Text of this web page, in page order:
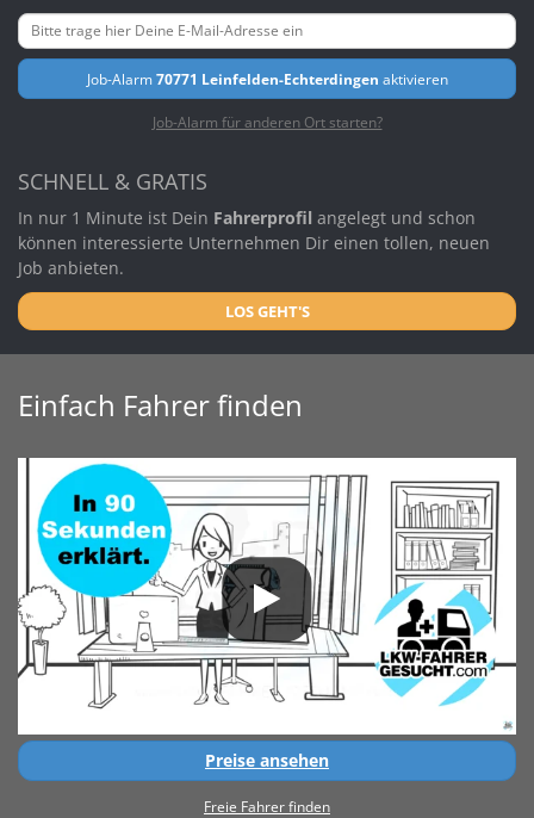
Job-Alarm70771 Leinfelden-Echterdingen aktivieren
Job-Alarm für anderen Ort starten?
SCHNELL & GRATIS
In nur 1 Minute ist Dein Fahrerprofil angelegt und schon
können interessierte Unternehmen Dir einen tollen, neuen
Job anbieten.
LOS GEHT'S
Einfach Fahrer finden
Preise ansehen
Freie Fahrer finden